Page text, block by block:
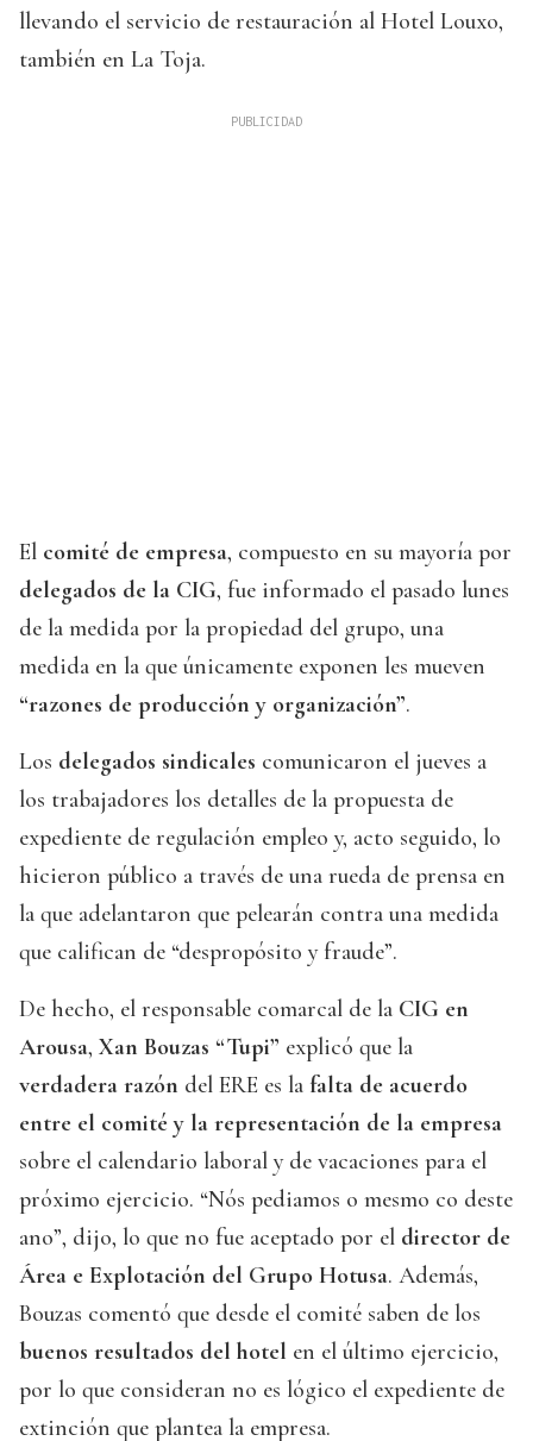
llevando el servicio de restauración al Hotel Louxo,
también en La Toja.
El comité de empresa, compuesto en su mayoría por
delegados de la CIG, fue informado el pasado lunes
de la medida por la propiedad del grupo, una
medida en la que únicamente exponen les mueven
“razones de producción y organización”.
Los delegados sindicales comunicaron el jueves a
los trabajadores los detalles de la propuesta de
expediente de regulación empleo y, acto seguido, lo
hicieron público a través de una rueda de prensa en
la que adelantaron que pelearán contra una medida
que califican de “despropósito y fraude”.
De hecho, el responsable comarcal de la CIG en
Arousa, Xan Bouzas “Tupi” explicó que la
verdadera razón del ERE es la falta de acuerdo
entre el comité y la representación de la empresa
sobre el calendario laboral y de vacaciones para el
próximo ejercicio. “Nós pediamos o mesmo co deste
ano”, dijo, lo que no fue aceptado por el director de
Área e Explotación del Grupo Hotusa. Además,
Bouzas comentó que desde el comité saben de los
buenos resultados del hotel en el último ejercicio,
por lo que consideran no es lógico el expediente de
extinción que plantea la empresa.